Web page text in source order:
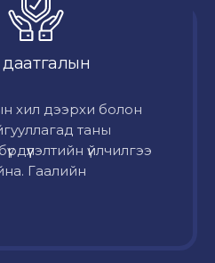
хил дээрхи болон
таны
үйлчилгээ
Гаалийн